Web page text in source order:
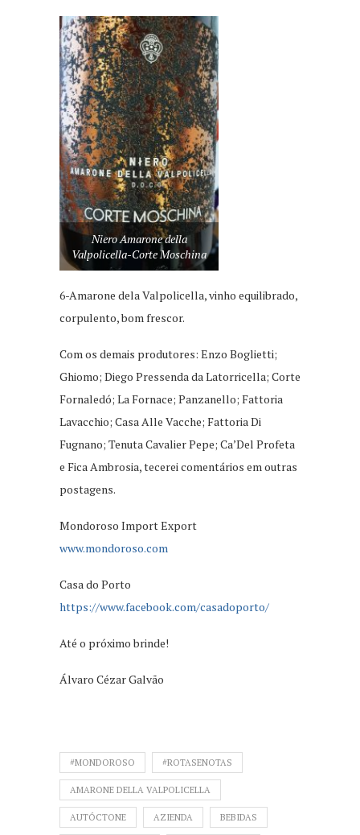
Niero Amarone della
Valpolicella-Corte Moschina
6-Amarone dela Valpolicella, vinho equilibrado,
corpulento, bom frescor.
Com os demais produtores: Enzo Boglietti;
Ghiomo; Diego Pressenda da Latorricella; Corte
Fornaledó; La Fornace; Panzanello; Fattoria
Lavacchio; Casa Alle Vacche; Fattoria Di
Fugnano; Tenuta Cavalier Pepe; Ca’Del Profeta
e Fica Ambrosia, tecerei comentários em outras
postagens.
Mondoroso Import Export
www.mondoroso.com
Casa do Porto
https://www.facebook.com/casadoporto/
Até o próximo brinde!
Álvaro Cézar Galvão
#MONDOROSO #ROTASENOTAS
AMARONE DELLA VALPOLICELLA
AUTÓCTONE AZIENDA BEBIDAS